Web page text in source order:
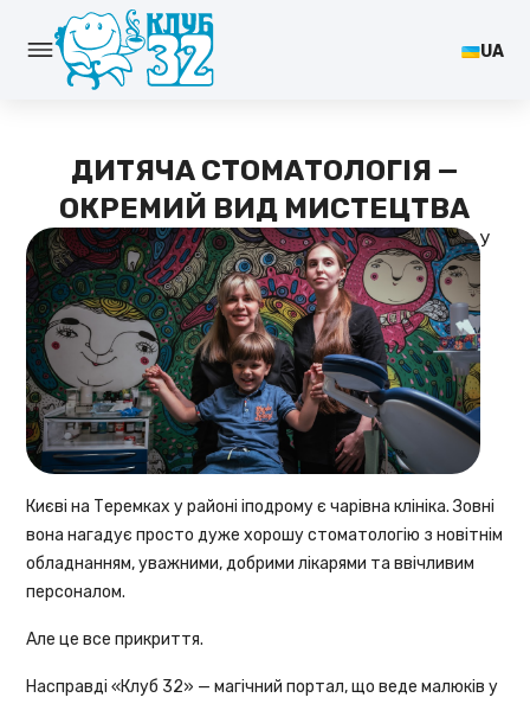
UA
ДИТЯЧА СТОМАТОЛОГІЯ —
ОКРЕМИЙ ВИД МИСТЕЦТВА
У
Києві на Теремках у районі іподрому є чарівна клініка. Зовні
вона нагадує просто дуже хорошу стоматологію з новітнім
обладнанням, уважними, добрими лікарями та ввічливим
персоналом.
Але це все прикриття.
Насправді «Клуб 32» — магічний портал, що веде малюків у